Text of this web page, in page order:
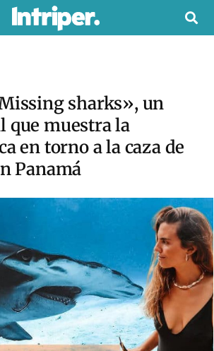
sharks», un
que muestra la
en torno a la caza de
Panamá